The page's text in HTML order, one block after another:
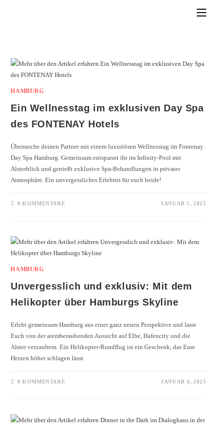
HAMBURG
Ein Wellnesstag im exklusiven Day Spa
des FONTENAY Hotels
Überrasche deinen Partner mit einem luxuriösen Wellnesstag im Fontenay
Day Spa Hamburg. Gemeinsam entspannt ihr im Infinity-Pool mit
Alsterblick und genießt exklusive Spa-Behandlungen in privater
Atmosphäre. Ein unvergessliches Erlebnis für euch beide!
0 KOMMENTARE JANUAR 5, 2025
HAMBURG
Unvergesslich und exklusiv: Mit dem
Helikopter über Hamburgs Skyline
Erlebt gemeinsam Hamburg aus einer ganz neuen Perspektive und lasst
Euch von der atemberaubenden Aussicht auf Elbe, Hafencity und die
Alster verzaubern. Ein Helikopter-Rundflug ist ein Geschenk, das Eure
Herzen höher schlagen lässt.
0 KOMMENTARE JANUAR 4, 2025